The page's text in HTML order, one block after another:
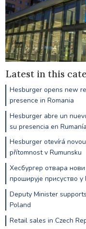
Latest in this
Hesburger opens new
presence in Romania
Hesburger abre un
su presencia en Rumanía
Hesburger otevírá
přítomnost v Rumunsku
Хесбургер отвара
проширује присуство у
Deputy Minister
Poland
Retail sales in Czech